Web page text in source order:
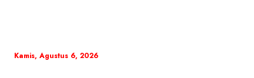
Kamis, Agustus 6, 2026